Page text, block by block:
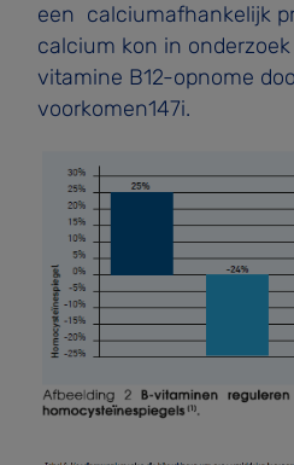
een calciumafhankelijk
cal­cium kon in
vitamine B12-opnome
voorkomen147i.